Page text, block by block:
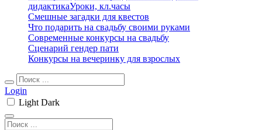
дидактикаУроки, кл.часы
Смешные загадки для квестов
Что подарить на свадьбу своими руками
Современные конкурсы на свадьбу
Сценарий гендер пати
Конкурсы на вечеринку для взрослых
Login
Light Dark